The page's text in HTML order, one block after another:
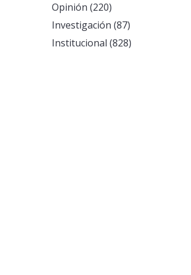
Opinión (220)
Investigación (87)
Institucional (828)